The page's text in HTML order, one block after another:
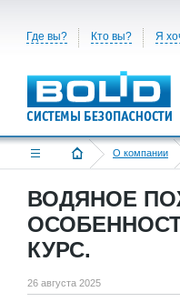
Где вы? Кто вы? Я
О компании
ВОДЯНОЕ
КУРС.
26 августа 2025